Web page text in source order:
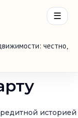
☰
честно,
историей